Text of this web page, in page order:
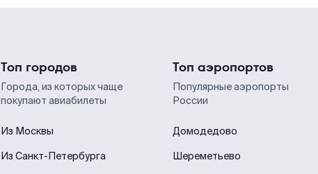
Топ городов
Города, из которых чаще
покупают авиабилеты
Из Москвы
Из Санкт-Петербурга
Топ аэропортов
Популярные аэропорты
России
Домодедово
Шереметьево